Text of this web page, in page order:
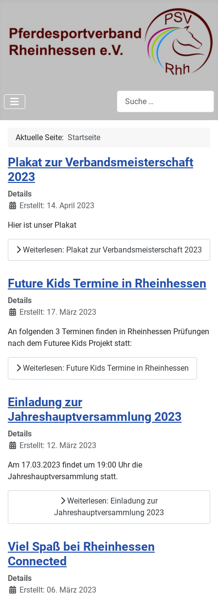
Aktuelle Seite: Startseite
Plakat zur Verbandsmeisterschaft
2023
Details
Erstellt: 14. April 2023
Hier ist unser Plakat
Weiterlesen: Plakat zur Verbandsmeisterschaft 2023
Future Kids Termine in Rheinhessen
Details
Erstellt: 17. März 2023
An folgenden 3 Terminen finden in Rheinhessen Prüfungen
nach dem Futuree Kids Projekt statt:
Weiterlesen: Future Kids Termine in Rheinhessen
Einladung zur
Jahreshauptversammlung 2023
Details
Erstellt: 12. März 2023
Am 17.03.2023 findet um 19:00 Uhr die
Jahreshauptversammlung statt.
Weiterlesen: Einladung zur
Jahreshauptversammlung 2023
Viel Spaß bei Rheinhessen
Connected
Details
Erstellt: 06. März 2023